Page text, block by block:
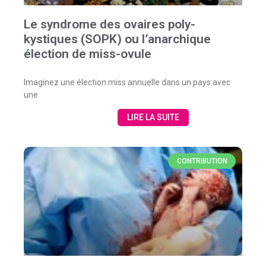
Le syndrome des ovaires poly-
kystiques (SOPK) ou l’anarchique
élection de miss-ovule
Imaginez une élection miss annuelle dans un pays avec
une
LIRE LA SUITE
CONTRIBUTION